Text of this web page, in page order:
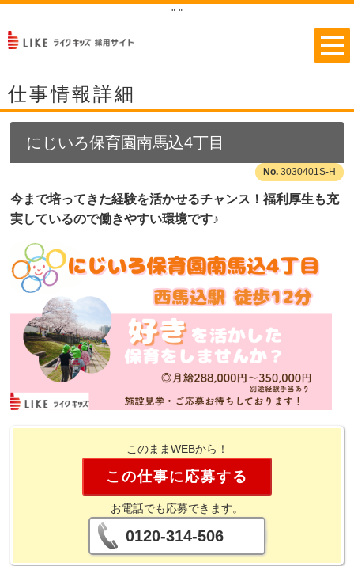
" "
仕事情報詳細
にじいろ保育園南馬込4丁目
3030401S-H
今まで培ってきた経験を活かせるチャンス！福利厚生も充
実しているので働きやすい環境です♪
このままWEBから！
この仕事に応募する
お電話でも応募できます。
0120-314-506